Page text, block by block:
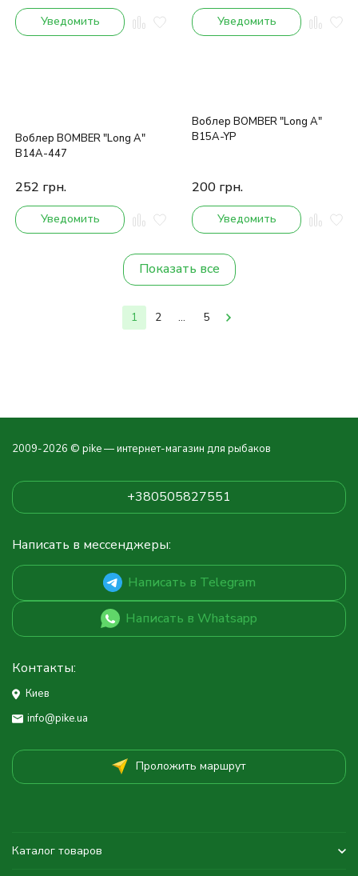
Уведомить Уведомить
Воблер BOMBER "Long A"
B14A-447
252 грн.
Уведомить
Воблер BOMBER "Long A"
B15A-YP
200 грн.
Уведомить
Показать все
1 2 ... 5
2009-2026 © pike — интернет-магазин для рыбаков
+380505827551
Написать в мессенджеры:
Написать в Telegram
Написать в Whatsapp
Контакты:
Киев
info@pike.ua
Проложить маршрут
Каталог товаров